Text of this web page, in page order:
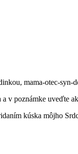
mama-otec-syn-
v poznámke uveďte
kúska môjho